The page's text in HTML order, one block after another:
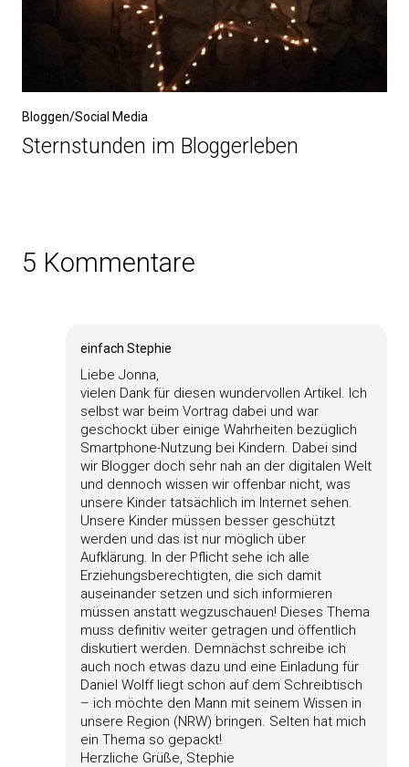
Bloggen/Social Media
Sternstunden im Bloggerleben
5 Kommentare
einfach Stephie
Liebe Jonna,
vielen Dank für diesen wundervollen Artikel. Ich
selbst war beim Vortrag dabei und war
geschockt über einige Wahrheiten bezüglich
Smartphone-Nutzung bei Kindern. Dabei sind
wir Blogger doch sehr nah an der digitalen Welt
und dennoch wissen wir offenbar nicht, was
unsere Kinder tatsächlich im Internet sehen.
Unsere Kinder müssen besser geschützt
werden und das ist nur möglich über
Aufklärung. In der Pflicht sehe ich alle
Erziehungsberechtigten, die sich damit
auseinander setzen und sich informieren
müssen anstatt wegzuschauen! Dieses Thema
muss definitiv weiter getragen und öffentlich
diskutiert werden. Demnächst schreibe ich
auch noch etwas dazu und eine Einladung für
Daniel Wolff liegt schon auf dem Schreibtisch
– ich möchte den Mann mit seinem Wissen in
unsere Region (NRW) bringen. Selten hat mich
ein Thema so gepackt!
Herzliche Grüße, Stephie